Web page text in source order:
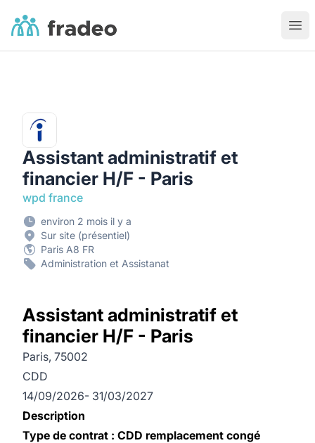
Fradeo
Assistant administratif et
financier H/F - Paris
wpd france
environ 2 mois il y a
Sur site (présentiel)
Paris A8 FR
Administration et Assistanat
Assistant administratif et
financier H/F - Paris
Paris, 75002
CDD
14/09/2026- 31/03/2027
Description
Type de contrat : CDD remplacement congé